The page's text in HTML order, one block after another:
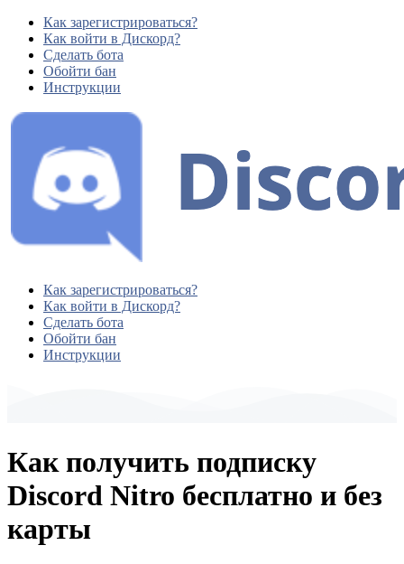
Как зарегистрироваться?
Как войти в Дискорд?
Сделать бота
Обойти бан
Инструкции
Как зарегистрироваться?
Как войти в Дискорд?
Сделать бота
Обойти бан
Инструкции
Как получить подписку
Discord Nitro бесплатно и без
карты